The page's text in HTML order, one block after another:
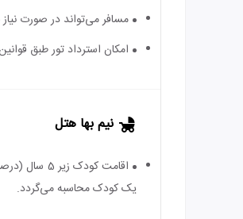
مسافر می‌تواند در صورت نیاز
امکان استرداد تور طبق
نیم بها هتل
یک کودک محاسبه می‌گردد.